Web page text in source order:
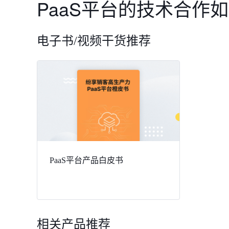
PaaS平台的技术合作如
电子书/视频干货推荐
PaaS平台产品白皮书
相关产品推荐